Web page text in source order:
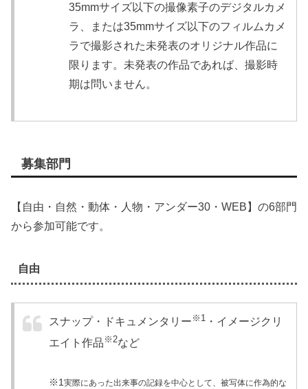
35mmサイズ以下の撮像素子のデジタルカメ
ラ、または35mmサイズ以下のフィルムカメ
ラで撮影された未発表のオリジナル作品に
限ります。未発表の作品であれば、撮影時
期は問いません。
募集部門
【自由・自然・動体・人物・アンダー30・WEB】の6部門
から参加可能です。
自由
スナップ・ドキュメンタリー ※1 ・イメージクリ
エイト作品 ※2など
※1 実際にあった出来事の記録を中心として、被写体に作為的な